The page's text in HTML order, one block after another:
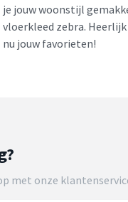
je jouw woonstijl
vloerkleed zebra.
nu jouw favorieten!
met onze